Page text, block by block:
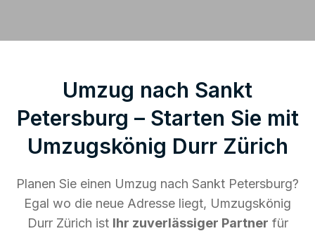
Umzug nach Sankt
Petersburg – Starten Sie mit
Umzugskönig Durr Zürich
Planen Sie einen Umzug nach Sankt Petersburg?
Egal wo die neue Adresse liegt, Umzugskönig
Durr Zürich ist Ihr zuverlässiger Partner für